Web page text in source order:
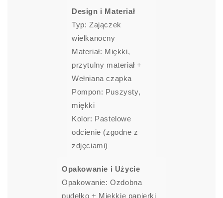
Design i Materiał
Typ: Zajączek
wielkanocny
Materiał: Miękki,
przytulny materiał +
Wełniana czapka
Pompon: Puszysty,
miękki
Kolor: Pastelowe
odcienie (zgodne z
zdjęciami)
Opakowanie i Użycie
Opakowanie: Ozdobna
pudełko + Miękkie papierki